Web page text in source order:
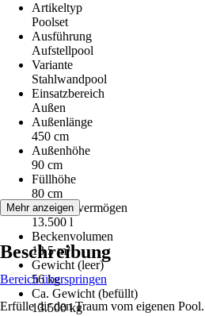
Artikeltyp
Poolset
Ausführung
Aufstellpool
Variante
Stahlwandpool
Einsatzbereich
Außen
Außenlänge
450 cm
Außenhöhe
90 cm
Füllhöhe
80 cm
Fassungsvermögen
13.500 l
Beckenvolumen
13,5 m³
Gewicht (leer)
56 kg
Ca. Gewicht (befüllt)
13.500 kg
Mehr anzeigen
Beschreibung
Bereich überspringen
Erfülle dir den Traum vom eigenen